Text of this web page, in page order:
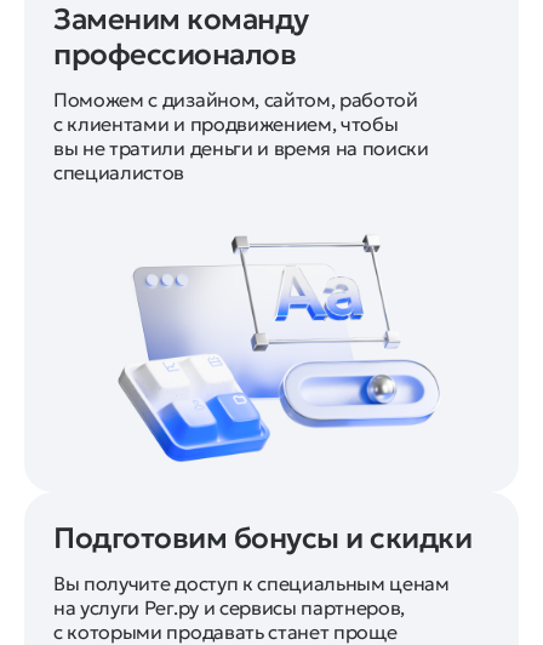
Заменим команду
профессионалов
Поможем с дизайном, сайтом, работой
с клиентами и продвижением, чтобы
вы не тратили деньги и время на поиски
специалистов
Подготовим бонусы и скидки
Вы получите доступ к специальным ценам
на услуги Рег.ру и сервисы партнеров,
с которыми продавать станет проще